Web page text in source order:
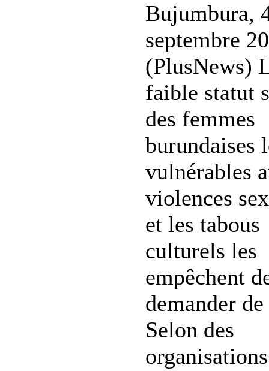
Bujumbura,
septembre
(PlusNews)
faible statut
des femmes
burundaises
vulnérables
violences
et les tabous
culturels les
empêchent
demander
Selon des